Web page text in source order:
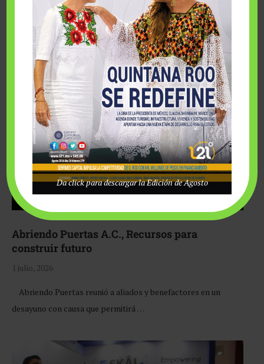
Fairmont Mayakoba y Make-A-Wish México unieron
esfuerzos para hacer realidad el deseo de una …
Abriendo Puertas A.C., Recursos para
construir futuro
1 julio, 2026
Abriendo Puertas reunió a aliados y benefactores en un
desayuno con causa que permitirá …
Da click para descargar la Edición de Agosto